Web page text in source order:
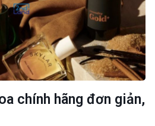
chính hãng đơn giản,